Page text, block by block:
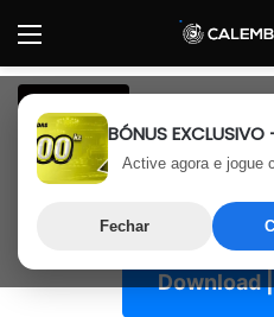
Menu
BÓNUS
Active agora e jogue
Fechar
Afro House
Conjugx –
Última
Download